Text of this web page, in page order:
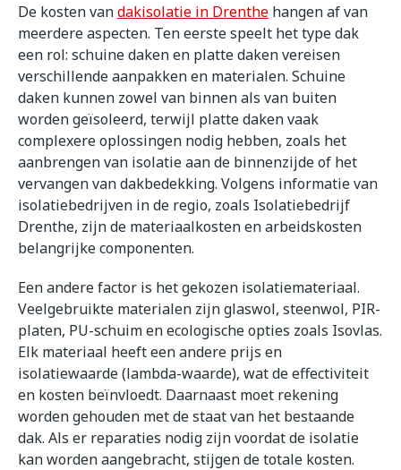
De kosten vandakisolatie in Drenthe hangen af van
meerdere aspecten. Ten eerste speelt het type dak
een rol: schuine daken en platte daken vereisen
verschillende aanpakken en materialen. Schuine
daken kunnen zowel van binnen als van buiten
worden geïsoleerd, terwijl platte daken vaak
complexere oplossingen nodig hebben, zoals het
aanbrengen van isolatie aan de binnenzijde of het
vervangen van dakbedekking. Volgens informatie van
isolatiebedrijven in de regio, zoals Isolatiebedrijf
Drenthe, zijn de materiaalkosten en arbeidskosten
belangrijke componenten.
Een andere factor is het gekozen isolatiemateriaal.
Veelgebruikte materialen zijn glaswol, steenwol, PIR-
platen, PU-schuim en ecologische opties zoals Isovlas.
Elk materiaal heeft een andere prijs en
isolatiewaarde (lambda-waarde), wat de effectiviteit
en kosten beïnvloedt. Daarnaast moet rekening
worden gehouden met de staat van het bestaande
dak. Als er reparaties nodig zijn voordat de isolatie
kan worden aangebracht, stijgen de totale kosten.